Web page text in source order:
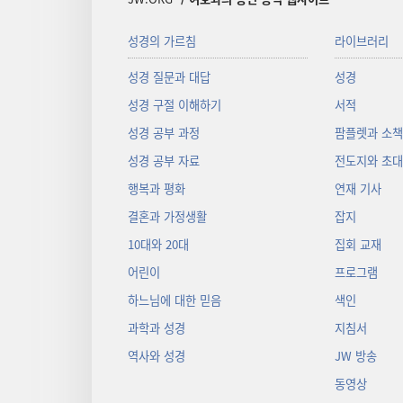
성경의 가르침
성경 질문과 대답
성경 구절 이해하기
성경 공부 과정
성경 공부 자료
행복과 평화
결혼과 가정생활
10대와 20대
어린이
하느님에 대한 믿음
과학과 성경
역사와 성경
라이브러리
성경
서적
팜플렛과 소
전도지와 초
연재 기사
잡지
집회 교재
프로그램
색인
지침서
JW 방송
동영상